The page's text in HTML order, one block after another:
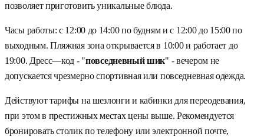
позволяет приготовить уникальные блюда.
Часы работы: с 12:00 до 14:00 по будням и с 12:00 до 15:00 по
выходным. Пляжная зона открывается в 10:00 и работает до
19:00. Дресс—код - "повседневный шик" - вечером не
допускается чрезмерно спортивная или повседневная одежда.
Действуют тарифы на шезлонги и кабинки для переодевания,
при этом в престижных местах цены выше. Рекомендуется
бронировать столик по телефону или электронной почте,